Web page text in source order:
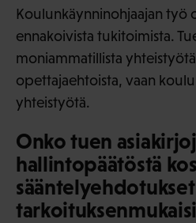
Koulunkäynninohjaajan työ
ennakoivista tukitoimista.
moniammatillista
opettajaehtoista, vaan
yhteistyötä.
Onko tuen
hallintopäätöstä
sääntelyehdotukset